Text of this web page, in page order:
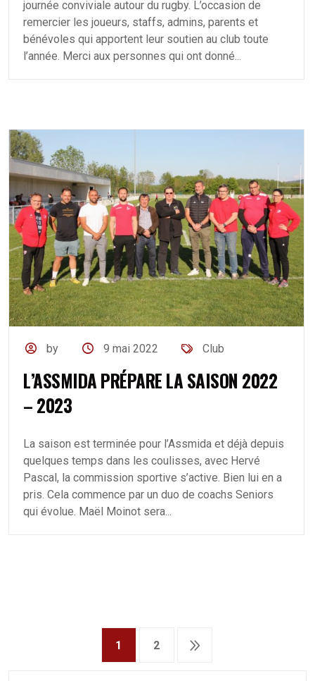
journée conviviale autour du rugby. L’occasion de
remercier les joueurs, staffs, admins, parents et
bénévoles qui apportent leur soutien au club toute
l’année. Merci aux personnes qui ont donné...
by 9 mai 2022 Club
L’ASSMIDA PRÉPARE LA SAISON 2022
– 2023
La saison est terminée pour l’Assmida et déjà depuis
quelques temps dans les coulisses, avec Hervé
Pascal, la commission sportive s’active. Bien lui en a
pris. Cela commence par un duo de coachs Seniors
qui évolue. Maël Moinot sera...
1 2